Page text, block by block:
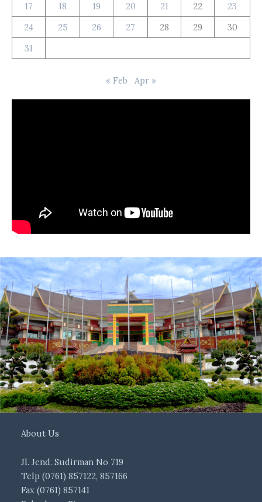
17
18 19 20 21 22
23
24
25 26 27 28 29
30
31
« Feb Apr »
About Us
Jl. Jend. Sudirman No 719
Telp (0761) 857122, 857166
Fax (0761) 857141